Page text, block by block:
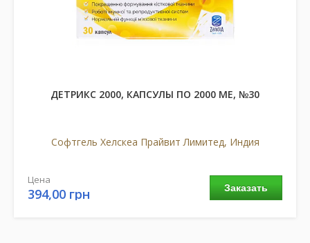
ДЕТРИКС 2000, КАПСУЛЫ ПО 2000 МЕ, №30
Софтгель Хелскеа Прайвит Лимитед, Индия
Заказать
Цена
394,00 грн